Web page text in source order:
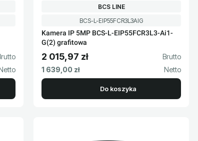
Kod produktu
BCS-L-EIP55FCR3L3AIG
Kamera IP 5MP BCS-L-EIP55FCR3L3-Ai1-
G(2) grafitowa
PRODUCENT
BCS LINE
Cena brutto
2 015,97 zł
Cena netto
1 639,00 zł
Do koszyka